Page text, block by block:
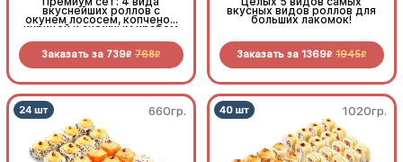
вкуснейших роллов с
окунем лососем, копченой
курицей и снежным крабом
Заказать за 739R 768R
вкусных видов роллов для
больших лакомок!
Заказать за 1369R 1945R
660гр. 1020гр.